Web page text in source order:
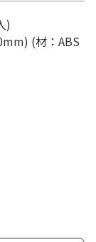
)
(材：ABS